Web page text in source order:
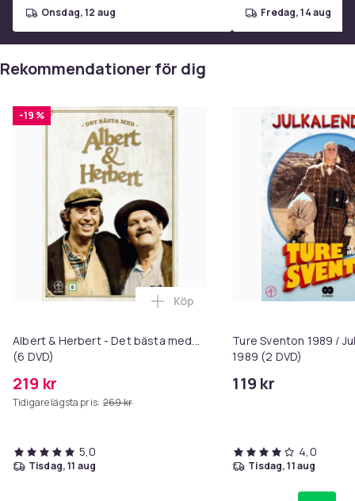
onsdag, 12 aug fredag, 14 aug
Rekommendationer för dig
-19 %
Albert & Herbert - Det bästa med...
(6 DVD)
219 kr
Tidigare lägsta pris: 269 kr
Lägg till Albert & Herbert - Det
Köp
5,0
tisdag, 11 aug
Ture Sventon 1989 /
1989 (2 DVD)
119 kr
4,0
tisdag, 11 aug